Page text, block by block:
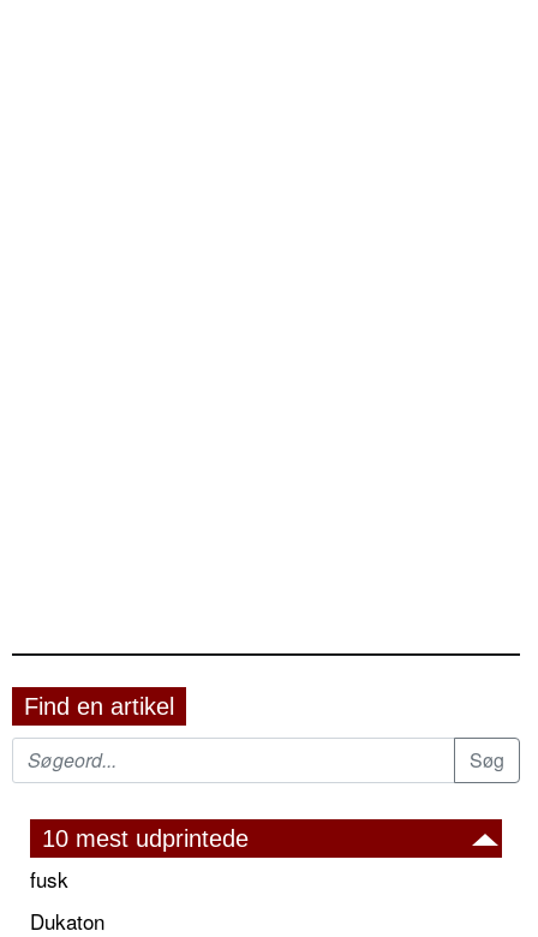
Find en artikel
10 mest udprintede
fusk
Dukaton